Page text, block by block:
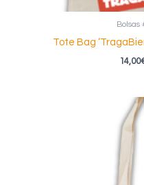
Tote Bag
14,00